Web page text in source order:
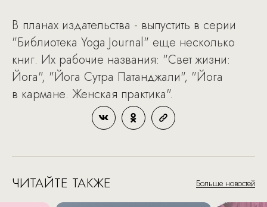
В планах издательства - выпустить в серии
"Библиотека Yoga Journal" еще несколько
книг. Их рабочие названия: "Свет жизни:
Йога", "Йога Сутра Патанджали", "Йога
в кармане. Женская практика".
ЧИТАЙТЕ ТАКЖЕ Больше новостей